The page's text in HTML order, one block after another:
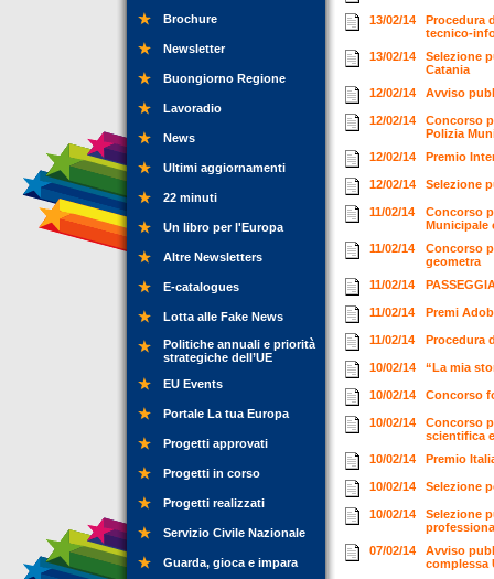
Brochure
Newsletter
Buongiorno Regione
Lavoradio
News
Ultimi aggiornamenti
22 minuti
Un libro per l'Europa
Altre Newsletters
E-catalogues
Lotta alle Fake News
Politiche annuali e priorità
strategiche dell’UE
EU Events
Portale La tua Europa
Progetti approvati
Progetti in corso
Progetti realizzati
Servizio Civile Nazionale
Guarda, gioca e impara
13/02/14
Procedura
tecnico-
13/02/14
Selezione
Catania
12/02/14
Avviso
12/02/14
Concorso
Polizia
12/02/14
Premio
12/02/14 Selezione
11/02/14
Concorso
Municipale
11/02/14
Concorso
geometra
11/02/14
11/02/14 Premi
11/02/14 Procedura
10/02/14 “La mia
10/02/14 Concorso
10/02/14
Concorso
scientifica
10/02/14
Premio
10/02/14 Selezione
10/02/14
Selezione
07/02/14
Avviso
complessa